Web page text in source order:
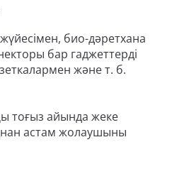
био-дәретхана
бар гаджеттерді
және т. б.
тоғыз айында жеке
астам жолаушыны